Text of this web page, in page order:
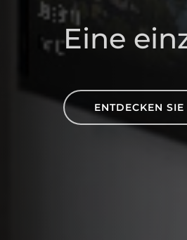
Eine
ENTDECKEN